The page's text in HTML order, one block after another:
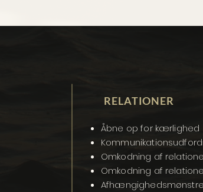
RELATIONER
Åbne op for kærlighed
Omkodning af
Omkodning af